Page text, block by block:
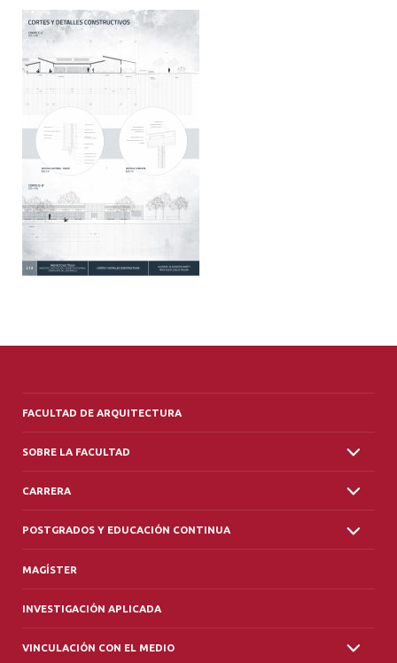
VINCULACIÓN CON EL MEDIO
ALUMNI
PLATAFORMA VUT
FACULTAD DE ARQUITECTURA
SOBRE LA FACULTAD
CARRERA
POSTGRADOS Y EDUCACIÓN CONTINUA
MAGÍSTER
INVESTIGACIÓN APLICADA
VINCULACIÓN CON EL MEDIO